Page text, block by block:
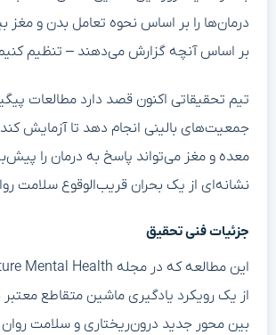
درمان‌ها را بر اساس نحوه تعامل بدن و مغز
بر اساس آنچه گزارش می‌دهند – تنظیم
تیم تحقیقاتی اکنون قصد دارد مطالعات
جمعیت‌های بالینی انجام دهد تا آزمایش کند
معده و مغز می‌تواند پاسخ به درمان را
نشانه‌ای از یک بحران قریب‌الوقوع سلامت
جزئیات فنی تحقیق
از یک رویکرد یادگیری ماشین متقاطع معتبر